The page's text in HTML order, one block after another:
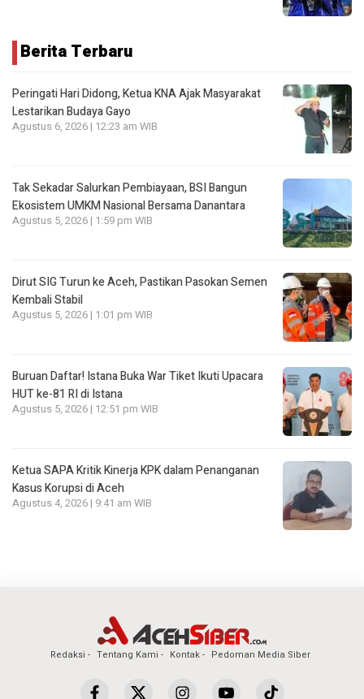
Berita Terbaru
Peringati Hari Didong, Ketua KNA Ajak Masyarakat
Lestarikan Budaya Gayo
Agustus 6, 2026 | 12:23 am WIB
Tak Sekadar Salurkan Pembiayaan, BSI Bangun
Ekosistem UMKM Nasional Bersama Danantara
Agustus 5, 2026 | 1:59 pm WIB
Dirut SIG Turun ke Aceh, Pastikan Pasokan Semen
Kembali Stabil
Agustus 5, 2026 | 1:01 pm WIB
Buruan Daftar! Istana Buka War Tiket Ikuti Upacara
HUT ke-81 RI di Istana
Agustus 5, 2026 | 12:51 pm WIB
Ketua SAPA Kritik Kinerja KPK dalam Penanganan
Kasus Korupsi di Aceh
Agustus 4, 2026 | 9:41 am WIB
Redaksi Tentang Kami Kontak Pedoman Media Siber